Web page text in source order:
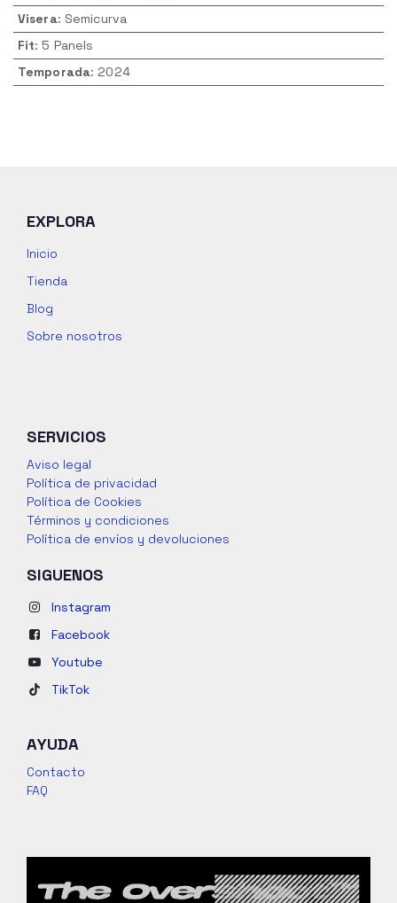
Visera: Semicurva
Fit:5 Panels
Temporada:2024
EXPLORA
Inicio
Tienda
Blog
Sobre nosotros
SERVICIOS
Aviso legal
Política de privacidad
Política de Cookies
Términos y condiciones
Política de envíos y devoluciones
SIGUENOS
Instagram
Facebook
Youtube
TikTok
AYUDA
Contacto
FAQ